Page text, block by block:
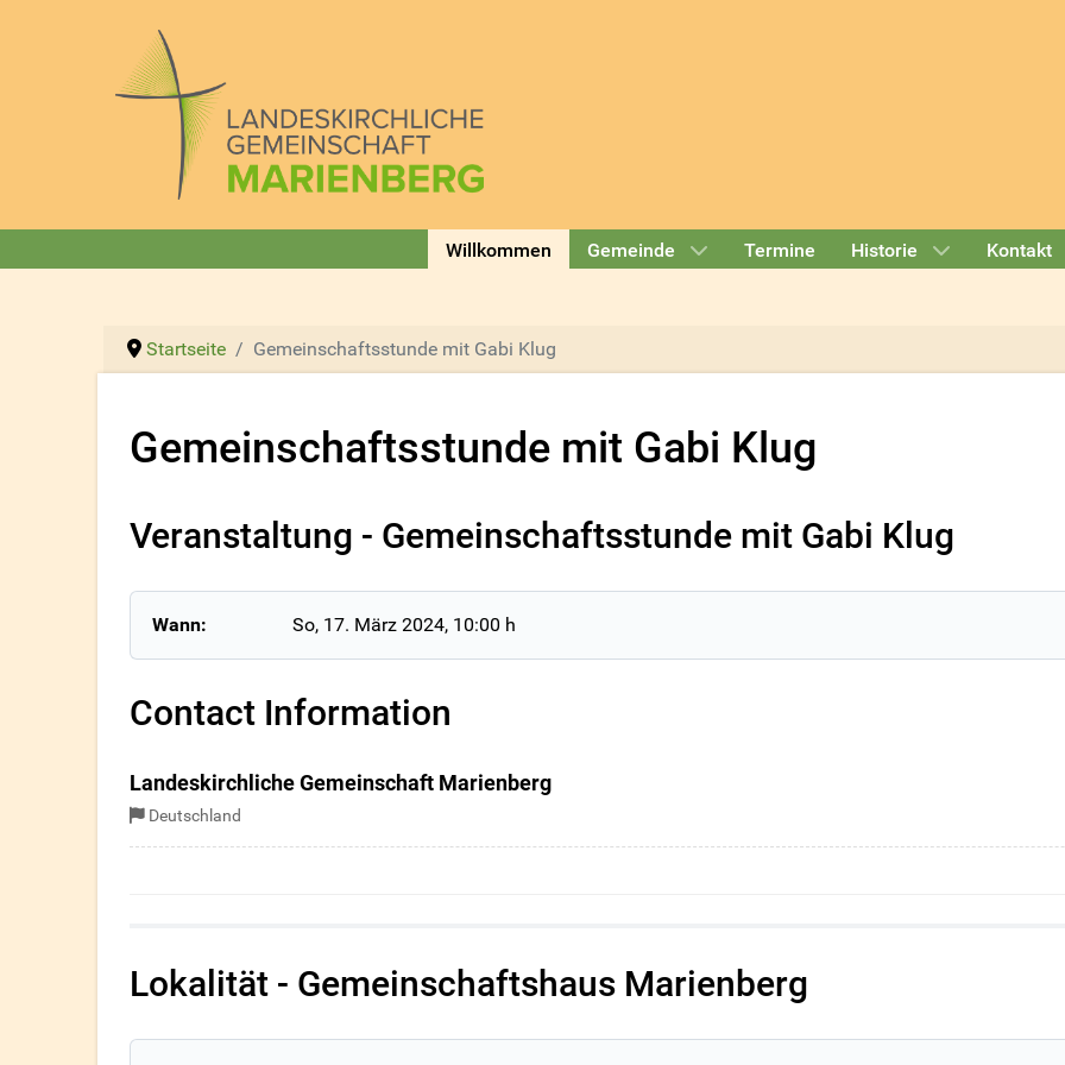
Willkommen Gemeinde Termine Historie Kontakt
Startseite
Gemeinschaftsstunde mit Gabi Klug
Gemeinschaftsstunde mit Gabi Klug
Veranstaltung - Gemeinschaftsstunde mit Gabi Klug
Wann: So, 17. März 2024, 10:00 h
Contact Information
Landeskirchliche Gemeinschaft Marienberg
Deutschland
Lokalität - Gemeinschaftshaus Marienberg